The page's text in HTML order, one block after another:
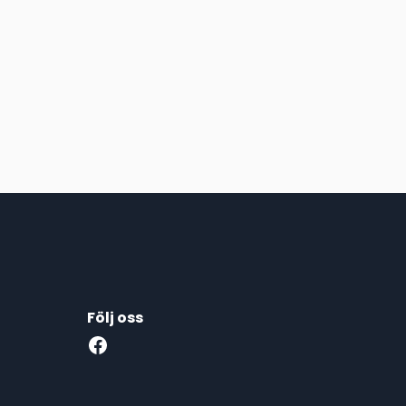
Följ oss
Facebook